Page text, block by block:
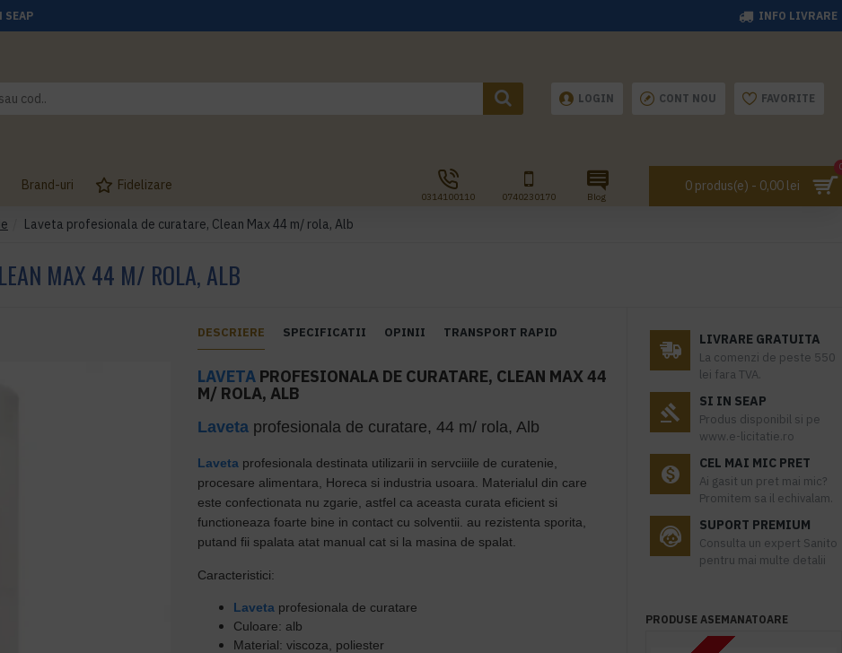
SEAP INFO LIVRARE
LOGIN CONT NOU FAVORITE
Brand-uri Fidelizare
0314100110 0740230170 Blog
0 produs(e) - 0,00 lei
Laveta profesionala de curatare, Clean Max 44 m/ rola, Alb
MAX 44 M/ ROLA, ALB
DESCRIERE SPECIFICATII OPINII TRANSPORT RAPID
LAVETA PROFESIONALA DE CURATARE, CLEAN MAX 44
M/ ROLA, ALB
Laveta profesionala de curatare, 44 m/ rola, Alb
Laveta profesionala destinata utilizarii in servciiile de curatenie,
procesare alimentara, Horeca si industria usoara. Materialul din care
este confectionata nu zgarie, astfel ca aceasta curata eficient si
functioneaza foarte bine in contact cu solventii. au rezistenta sporita,
putand fii spalata atat manual cat si la masina de spalat.
Caracteristici:
Laveta profesionala de curatare
Culoare: alb
Material: viscoza, poliester
LIVRARE GRATUITA
La comenzi de peste 550
lei fara TVA.
SI IN SEAP
Produs disponibil si pe
www.e-licitatie.ro
CEL MAI MIC PRET
Ai gasit un pret mai mic?
Promitem sa il echivalam.
SUPORT PREMIUM
Consulta un expert Sanito
pentru mai multe detalii
PRODUSE ASEMANATOARE